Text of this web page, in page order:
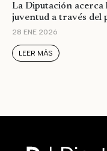
La Diputación acerca
juventud a través del
28 ENE 2026
LEER MÁS